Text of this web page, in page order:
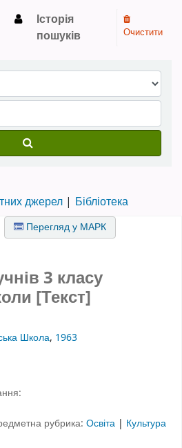
Електронний каталог
Історія
пошуків
Очистити
джерел
Бібліотека
Перегляд у МАРК
3 класу
[Текст]
Школа, 1963
рубрика: Освіта | Культура